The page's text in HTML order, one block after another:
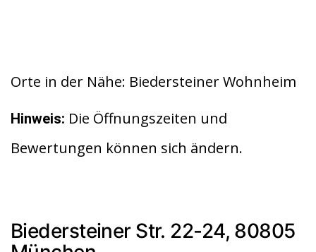
Orte in der Nähe: Biedersteiner Wohnheim
Hinweis: Die Öffnungszeiten und
Bewertungen können sich ändern.
Biedersteiner Str. 22-24, 80805